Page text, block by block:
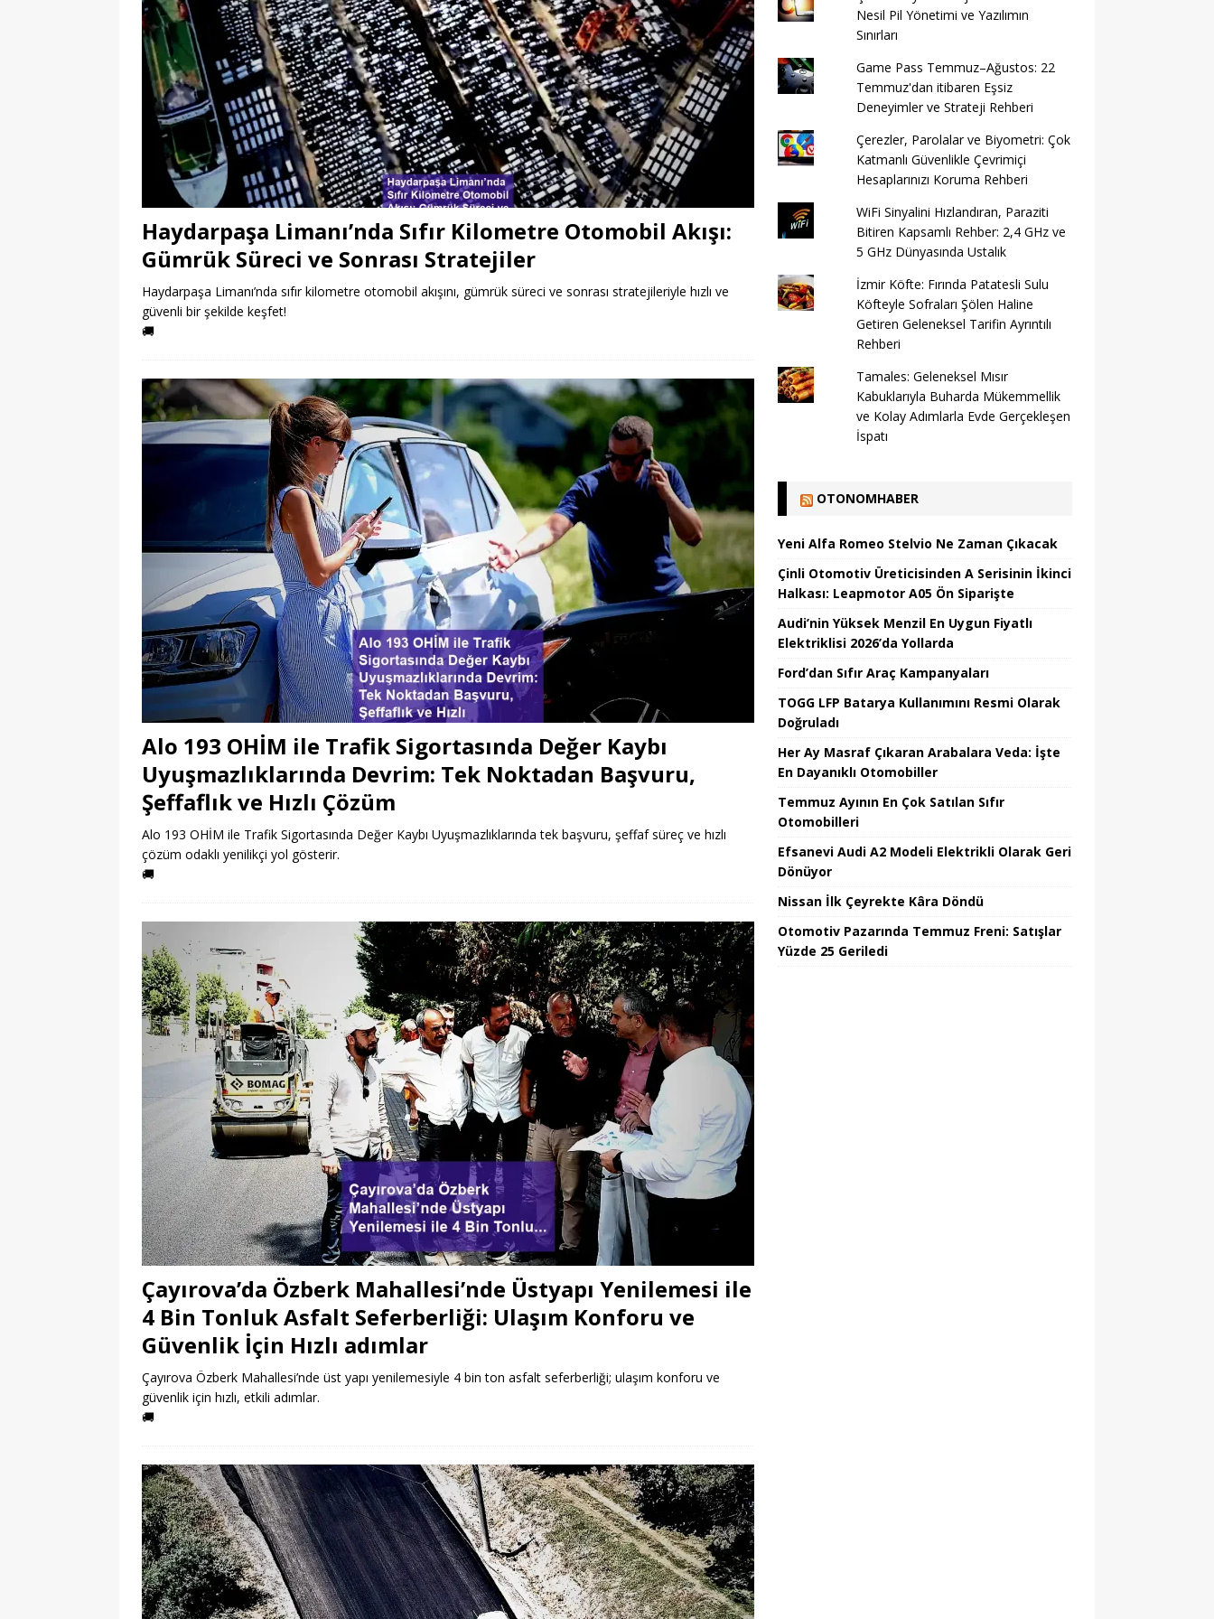
Haydarpaşa Limanı’nda Sıfır Kilometre Otomobil Akışı:
Gümrük Süreci ve Sonrası Stratejiler
Haydarpaşa Limanı’nda sıfır kilometre otomobil akışını, gümrük süreci ve sonrası stratejileriyle hızlı ve
güvenli bir şekilde keşfet!
🚚
Alo 193 OHİM ile Trafik Sigortasında Değer Kaybı
Uyuşmazlıklarında Devrim: Tek Noktadan Başvuru,
Şeffaflık ve Hızlı Çözüm
Alo 193 OHİM ile Trafik Sigortasında Değer Kaybı Uyuşmazlıklarında tek başvuru, şeffaf süreç ve hızlı
çözüm odaklı yenilikçi yol gösterir.
🚚
Çayırova’da Özberk Mahallesi’nde Üstyapı Yenilemesi ile
4 Bin Tonluk Asfalt Seferberliği: Ulaşım Konforu ve
Güvenlik İçin Hızlı adımlar
Çayırova Özberk Mahallesi’nde üst yapı yenilemesiyle 4 bin ton asfalt seferberliği; ulaşım konforu ve
güvenlik için hızlı, etkili adımlar.
🚚
Nesil Pil Yönetimi ve Yazılımın
Sınırları
Game Pass Temmuz–Ağustos: 22
Temmuz'dan itibaren Eşsiz
Deneyimler ve Strateji Rehberi
Çerezler, Parolalar ve Biyometri: Çok
Katmanlı Güvenlikle Çevrimiçi
Hesaplarınızı Koruma Rehberi
WiFi Sinyalini Hızlandıran, Paraziti
Bitiren Kapsamlı Rehber: 2,4 GHz ve
5 GHz Dünyasında Ustalık
İzmir Köfte: Fırında Patatesli Sulu
Köfteyle Sofraları Şölen Haline
Getiren Geleneksel Tarifin Ayrıntılı
Rehberi
Tamales: Geleneksel Mısır
Kabuklarıyla Buharda Mükemmellik
ve Kolay Adımlarla Evde Gerçekleşen
İspatı
OTONOMHABER
Yeni Alfa Romeo Stelvio Ne Zaman Çıkacak
Çinli Otomotiv Üreticisinden A Serisinin İkinci
Halkası: Leapmotor A05 Ön Siparişte
Audi’nin Yüksek Menzil En Uygun Fiyatlı
Elektriklisi 2026’da Yollarda
Ford’dan Sıfır Araç Kampanyaları
TOGG LFP Batarya Kullanımını Resmi Olarak
Doğruladı
Her Ay Masraf Çıkaran Arabalara Veda: İşte
En Dayanıklı Otomobiller
Temmuz Ayının En Çok Satılan Sıfır
Otomobilleri
Efsanevi Audi A2 Modeli Elektrikli Olarak Geri
Dönüyor
Nissan İlk Çeyrekte Kâra Döndü
Otomotiv Pazarında Temmuz Freni: Satışlar
Yüzde 25 Geriledi